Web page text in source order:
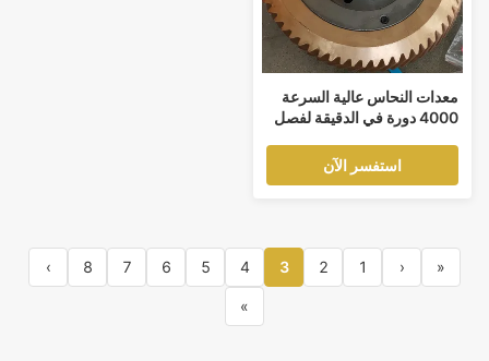
معدات النحاس عالية السرعة
4000 دورة في الدقيقة لفصل
استفسر الآن
«
‹
1
2
3
4
5
6
7
8
›
»